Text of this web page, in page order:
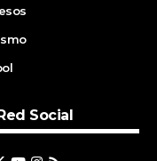
Red Social